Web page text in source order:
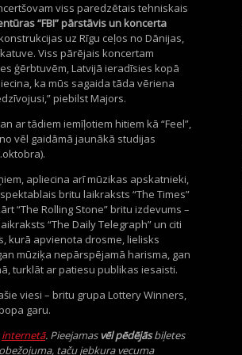
viss paredzētais tehniskais
“FBI” pārstāvis un koncerta
uz Rīgu ceļos no Dānijas,
Viss pārējais koncertam
ģērbtuvēm, Latvijā ieradīsies kopā
ka mūs sagaida tāda vēriena
piebilst Majors.
ar tādiem iemīļotiem hitiem kā “Feel”,
vēl gaidāmā jaunākā studijas
apliecina arī mūzikas apskatnieki,
britu laikraksts “The Times”
“The Rolling Stone” britu izdevums –
“The Daily Telegraph” un citi
kurā apvienota drosme, lielisks
mūziķa nepārspējamā harisma, gan
turklāt ar patiesu publikas iesaisti.
viesi – britu grupa Lottery Winners,
garu.
internetā. Pieejamasvēl pēdējāsbiļetes
taču jebkura vecuma